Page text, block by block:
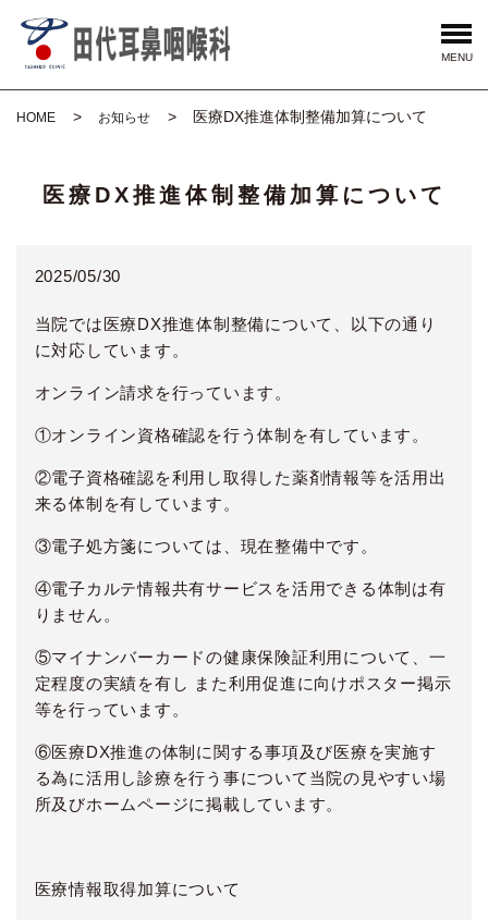
MENU
HOME お知らせ 医療DX推進体制整備加算について
医療DX推進体制整備加算について
2025/05/30
当院では医療DX推進体制整備について、以下の通り
に対応しています。
オンライン請求を行っています。
①オンライン資格確認を行う体制を有しています。
②電子資格確認を利用し取得した薬剤情報等を活用出
来る体制を有しています。
③電子処方箋については、現在整備中です。
④電子カルテ情報共有サービスを活用できる体制は有
りません。
⑤マイナンバーカードの健康保険証利用について、一
定程度の実績を有し また利用促進に向けポスター掲示
等を行っています。
⑥医療DX推進の体制に関する事項及び医療を実施す
る為に活用し診療を行う事について当院の見やすい場
所及びホームページに掲載しています。
医療情報取得加算について